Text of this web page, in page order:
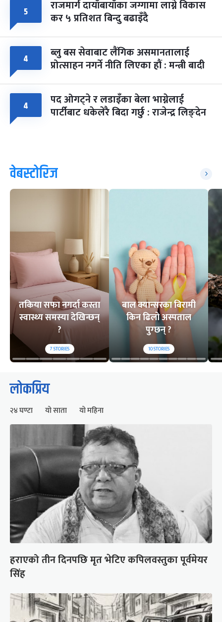
५ राजमार्ग दायाँबायाँका जग्गामा लाग्ने विकास
कर ५ प्रतिशत बिन्दु बढाइँदै
४ ब्लु बस सेवाबाट लैंगिक असमानतालाई
प्रोत्साहन नगर्ने नीति लिएका हौं : मन्त्री बादी
४ पद ओगट्ने र लडाइँका बेला भाग्नेलाई
पार्टीबाट धकेलेरै बिदा गर्छु : राजेन्द्र लिङ्देन
वेबस्टोरिज
तकिया सफा नगर्दा कस्ता
स्वास्थ्य समस्या देखिन्छन्
?
7STORIES
बाल क्यान्सरका बिरामी
किन ढिलो अस्पताल
पुग्छन् ?
10STORIES
लोकप्रिय
२४ घण्टा यो साता यो महिना
हराएको तीन दिनपछि मृत भेटिए कपिलवस्तुका पूर्वमेयर
सिंह